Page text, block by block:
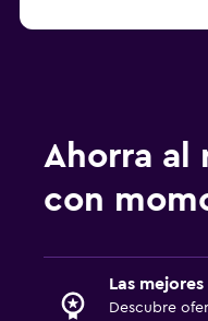
Ahorra al
con
Las
Descubre